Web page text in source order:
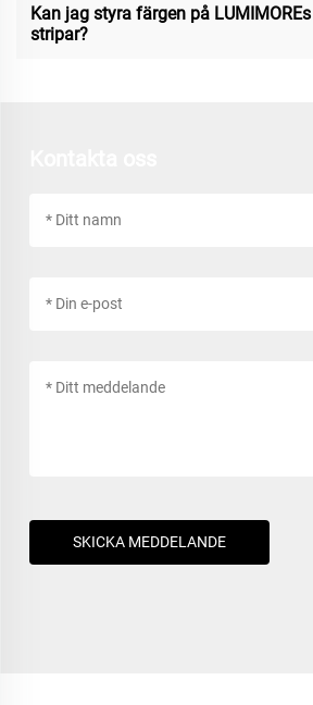
Kan jag styra färgen på
stripar?
SKICKA MEDDELANDE